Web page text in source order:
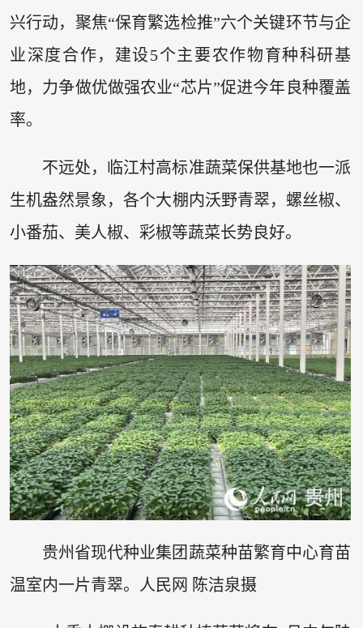
兴行动，聚焦“保育繁选检推”六个关键环节与企
业深度合作，建设5个主要农作物育种科研基
地，力争做优做强农业“芯片”促进今年良种覆盖
率。
不远处，临江村高标准蔬菜保供基地也一派
生机盎然景象，各个大棚内沃野青翠，螺丝椒、
小番茄、美人椒、彩椒等蔬菜长势良好。
贵州省现代种业集团蔬菜种苗繁育中心育苗
温室内一片青翠。人民网 陈洁泉摄